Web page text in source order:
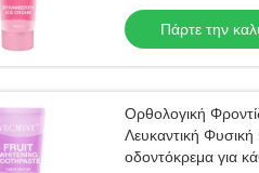
ΧΡΟΝΙΚΗ
ΧΡΟΝΙΚΗΠάρτε την
Ορθολογική
Λευκαντική
οδοντόκρεμα για